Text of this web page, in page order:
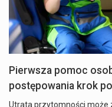
Pierwsza pomoc
postępowania krok
Utrata przytomności może